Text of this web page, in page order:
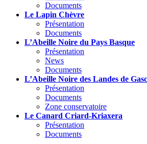
Documents
Le Lapin Chèvre
Présentation
Documents
L’Abeille Noire du Pays Basque
Présentation
News
Documents
L’Abeille Noire des Landes de
Présentation
Documents
Zone conservatoire
Le Canard Criard-Kriaxera
Présentation
Documents